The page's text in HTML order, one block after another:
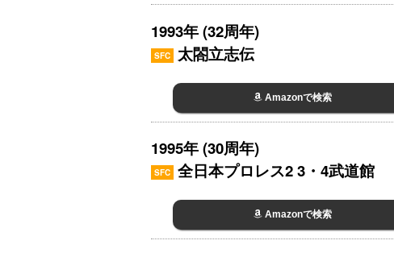
1993年 (32周年)
SFC 太閤立志伝
Amazonで検索
1995年 (30周年)
SFC 全日本プロレス2 3・4武道館
Amazonで検索